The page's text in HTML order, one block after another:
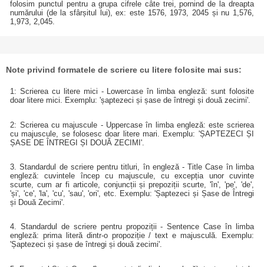
folosim punctul pentru a grupa cifrele câte trei, pornind de la dreapta
numărului (de la sfârșitul lui), ex: este 1576, 1973, 2045 și nu 1,576,
1,973, 2,045.
Note privind formatele de scriere cu litere folosite mai sus:
1: Scrierea cu litere mici - Lowercase în limba engleză: sunt folosite
doar litere mici. Exemplu: 'șaptezeci și șase de întregi și două zecimi'.
2: Scrierea cu majuscule - Uppercase în limba engleză: este scrierea
cu majuscule, se folosesc doar litere mari. Exemplu: 'ȘAPTEZECI ȘI
ȘASE DE ÎNTREGI ȘI DOUĂ ZECIMI'.
3. Standardul de scriere pentru titluri, în engleză - Title Case în limba
engleză: cuvintele încep cu majuscule, cu excepția unor cuvinte
scurte, cum ar fi articole, conjuncții și prepoziții scurte, 'în', 'pe', 'de',
'și', 'ce', 'la', 'cu', 'sau', 'ori', etc. Exemplu: 'Șaptezeci și Șase de Întregi
și Două Zecimi'.
4. Standardul de scriere pentru propoziții - Sentence Case în limba
engleză: prima literă dintr-o propoziție / text e majusculă. Exemplu:
'Șaptezeci și șase de întregi și două zecimi'.